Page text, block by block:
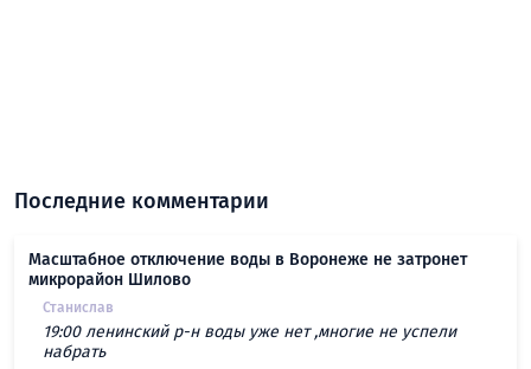
Последние комментарии
Масштабное отключение воды в Воронеже не затронет
микрорайон Шилово
Станислав
19:00 ленинский р-н воды уже нет ,многие не успели
набрать